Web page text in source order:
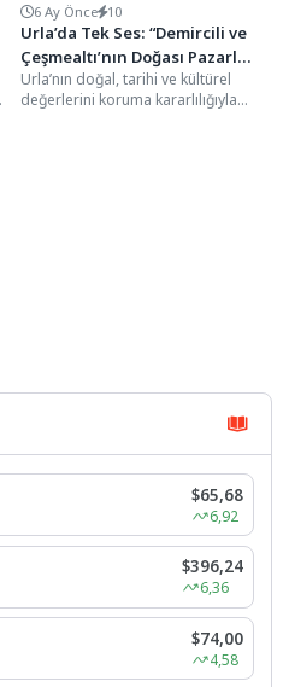
6 Ay Önce 10
Urla’da Tek Ses: “Demircili ve
Çeşmealtı’nın Doğası Pazarlık
Konusu Olamaz”
Urla’nın doğal, tarihi ve kültürel
değerlerini koruma kararlılığıyla
$65,68
6,92
$396,24
6,36
$74,00
4,58